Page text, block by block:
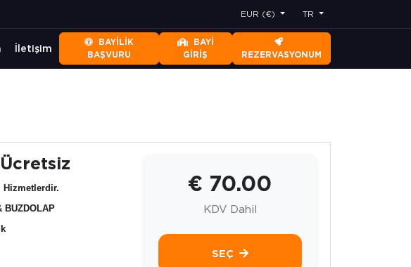
EUR (€) TR
İletişim
BAYILIK
BAŞVURU
BAYI
GIRIŞ
REZERVASYONUM
Ücretsiz
Hizmetlerdir.
BUZDOLAP
€ 70.00
KDV Dahil
SEÇ